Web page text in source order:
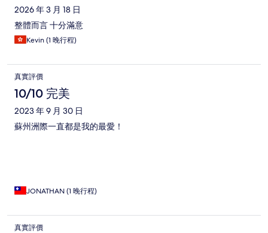
2026 年 3 月 18 日
整體而言 十分滿意
Kevin (1 晚行程)
真實評價
10/10 完美
2023 年 9 月 30 日
蘇州洲際一直都是我的最愛！
JONATHAN (1 晚行程)
真實評價